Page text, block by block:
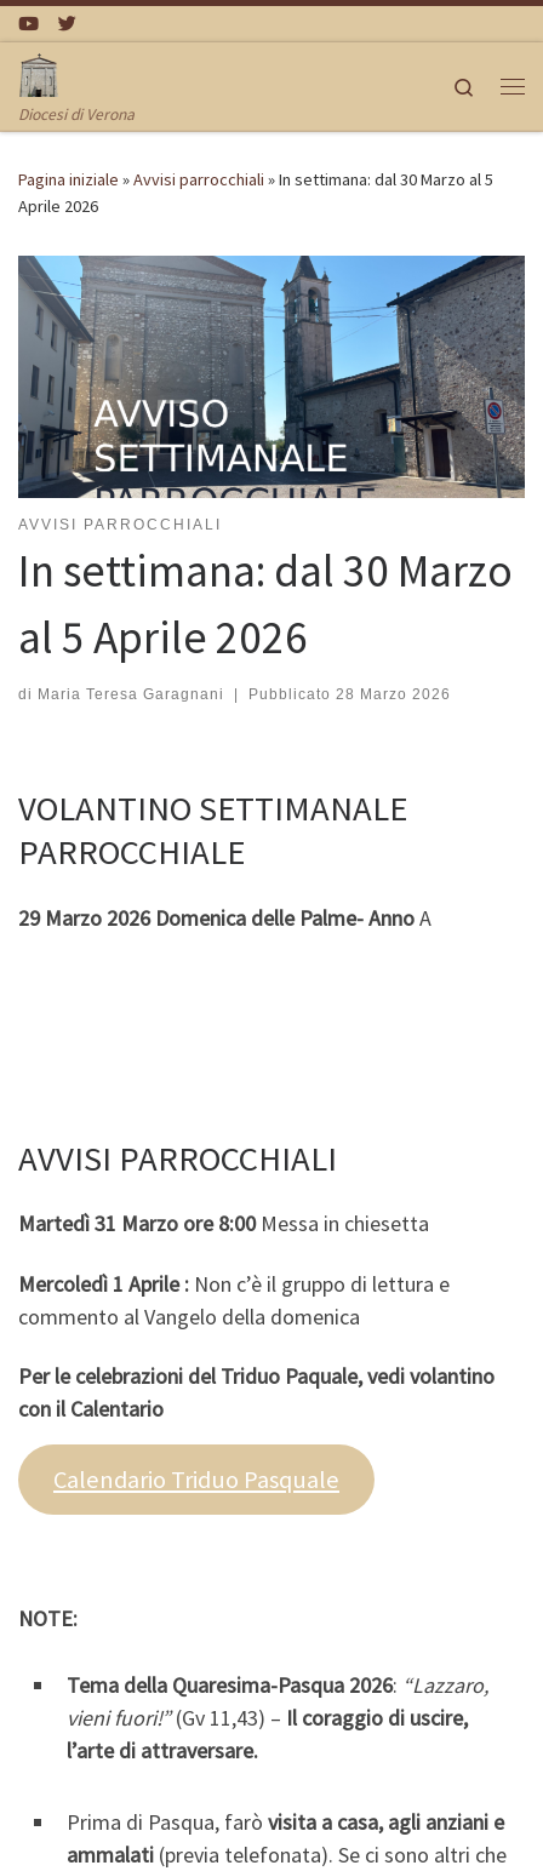
Passa al contenuto
Diocesi di Verona
Search
Pagina iniziale »Avvisi parrocchiali »In settimana: dal 30 Marzo al 5
Aprile 2026
AVVISI PARROCCHIALI
In settimana: dal 30 Marzo
al 5 Aprile 2026
di Maria Teresa Garagnani Pubblicato 28 Marzo 2026
VOLANTINO SETTIMANALE
PARROCCHIALE
29 Marzo 2026 Domenica delle Palme- AnnoA
AVVISI PARROCCHIALI
Martedì 31 Marzo ore 8:00Messa in chiesetta
Mercoledì 1 Aprile : Non c’è il gruppo di lettura e
commento al Vangelo della domenica
Per le celebrazioni del Triduo Paquale, vedi volantino
con il Calentario
Calendario Triduo Pasquale
NOTE:
Tema della Quaresima-Pasqua 2026: “Lazzaro,
vieni fuori!”(Gv 11,43) – Il coraggio di uscire,
l’arte di attraversare.
Prima di Pasqua, farò visita a casa, agli anziani e
ammalati (previa telefonata). Se ci sono altri che